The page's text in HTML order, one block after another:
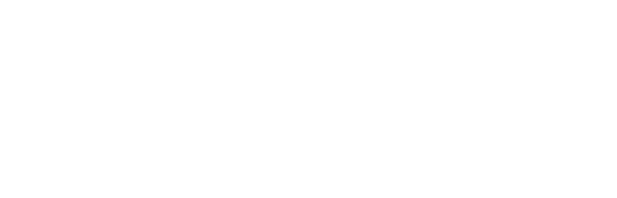
(税抜)を提供させていただ
ることをご了承ください。
認中の商品です。
。